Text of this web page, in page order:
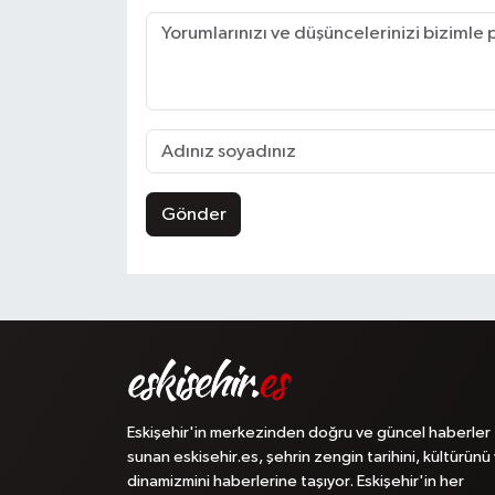
Gönder
Eskişehir'in merkezinden doğru ve güncel haberler
sunan eskisehir.es, şehrin zengin tarihini, kültürünü
dinamizmini haberlerine taşıyor. Eskişehir'in her